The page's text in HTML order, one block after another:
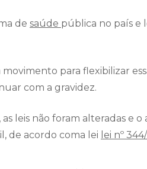
de saúde pública no país e
para flexibilizar
com a gravidez.
leis não foram alteradas e
de acordo coma lei lei nº